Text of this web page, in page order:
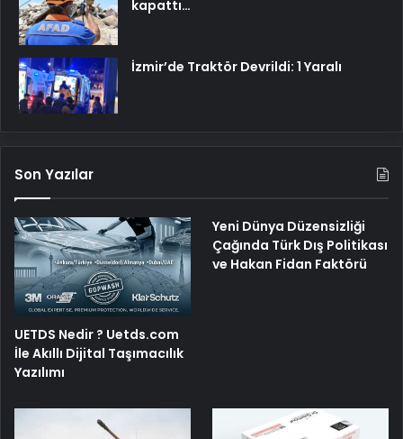
kapattı…
İzmir’de Traktör Devrildi: 1 Yaralı
Son Yazılar
UETDS Nedir ? Uetds.com
İle Akıllı Dijital Taşımacılık
Yazılımı
Yeni Dünya Düzensizliği
Çağında Türk Dış Politikası
ve Hakan Fidan Faktörü